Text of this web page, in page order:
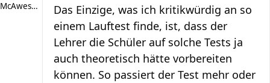
McAwesome
Das Einzige, was ich kritikwürdig an so
einem Lauftest finde, ist, dass der
Lehrer die Schüler auf solche Tests ja
auch theoretisch hätte vorbereiten
können. So passiert der Test mehr oder